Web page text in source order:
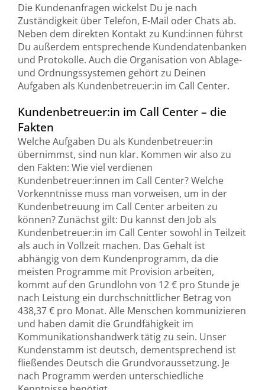
Die Kundenanfragen wickelst Du je nach
Zuständigkeit über Telefon, E-Mail oder Chats ab.
Neben dem direkten Kontakt zu Kund:innen führst
Du außerdem entsprechende Kundendatenbanken
und Protokolle. Auch die Organisation von Ablage-
und Ordnungssystemen gehört zu Deinen
Aufgaben als Kundenbetreuer:in im Call Center.
Kundenbetreuer:in im Call Center – die
Fakten
Welche Aufgaben Du als Kundenbetreuer:in
übernimmst, sind nun klar. Kommen wir also zu
den Fakten: Wie viel verdienen
Kundenbetreuer:innen im Call Center? Welche
Vorkenntnisse muss man vorweisen, um in der
Kundenbetreuung im Call Center arbeiten zu
können? Zunächst gilt: Du kannst den Job als
Kundenbetreuer:in im Call Center sowohl in Teilzeit
als auch in Vollzeit machen. Das Gehalt ist
abhängig von dem Kundenprogramm, da die
meisten Programme mit Provision arbeiten,
kommt auf den Grundlohn von 12 € pro Stunde je
nach Leistung ein durchschnittlicher Betrag von
438,37 € pro Monat. Alle Menschen kommunizieren
und haben damit die Grundfähigkeit im
Kommunikationshandwerk tätig zu sein. Unser
Kundenstamm ist deutsch, dementsprechend ist
fließendes Deutsch die Grundvoraussetzung. Je
nach Programm werden unterschiedliche